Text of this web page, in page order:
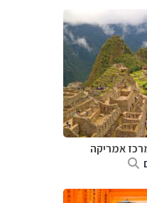
אמריקה